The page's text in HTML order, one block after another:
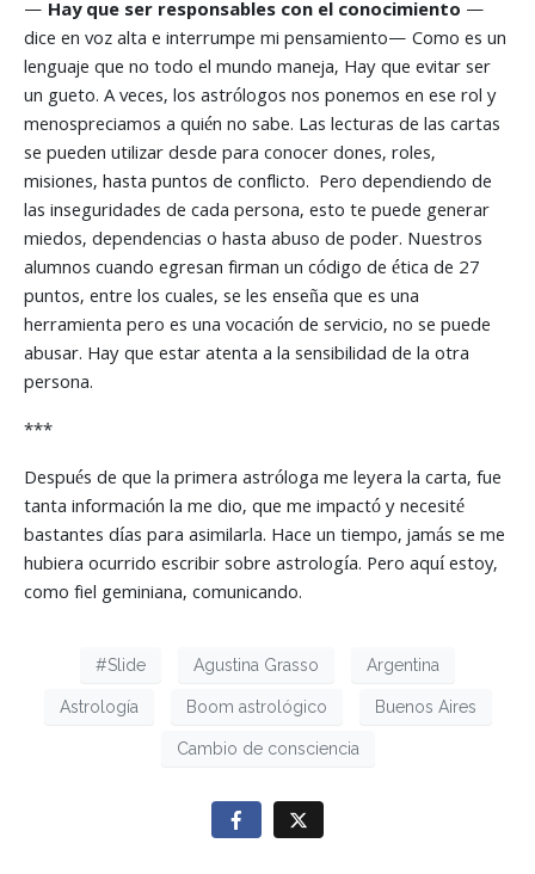
— Hay que ser responsables con el conocimiento —
dice en voz alta e interrumpe mi pensamiento— Como es un
lenguaje que no todo el mundo maneja, Hay que evitar ser
un gueto. A veces, los astrólogos nos ponemos en ese rol y
menospreciamos a quién no sabe. Las lecturas de las cartas
se pueden utilizar desde para conocer dones, roles,
misiones, hasta puntos de conflicto. Pero dependiendo de
las inseguridades de cada persona, esto te puede generar
miedos, dependencias o hasta abuso de poder. Nuestros
alumnos cuando egresan firman un código de ética de 27
puntos, entre los cuales, se les enseña que es una
herramienta pero es una vocación de servicio, no se puede
abusar. Hay que estar atenta a la sensibilidad de la otra
persona.
***
Después de que la primera astróloga me leyera la carta, fue
tanta información la me dio, que me impactó y necesité
bastantes días para asimilarla. Hace un tiempo, jamás se me
hubiera ocurrido escribir sobre astrología. Pero aquí estoy,
como fiel geminiana, comunicando.
#Slide Agustina Grasso Argentina
Astrología Boom astrológico Buenos Aires
Cambio de consciencia